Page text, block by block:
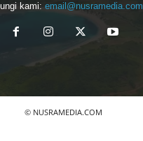
kami: email@nusramedia.com
© NUSRAMEDIA.COM